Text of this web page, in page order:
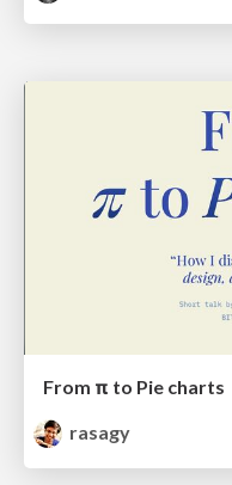
From π to Pie charts
rasagy